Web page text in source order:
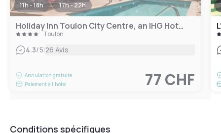
11h - 18h 17h - 22h
Holiday Inn Toulon City Centre, an IHG Hotel
Toulon
4.3/5|26 Avis
Annulation gratuite
Paiement à l'hôtel
77 CHF
Conditions spécifiques